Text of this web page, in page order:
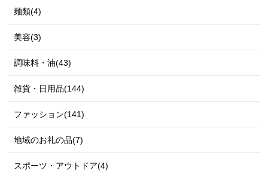
麺類(4)
美容(3)
調味料・油(43)
雑貨・日用品(144)
ファッション(141)
地域のお礼の品(7)
スポーツ・アウトドア(4)